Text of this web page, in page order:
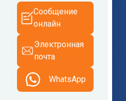
Сообщение
онлайн
Электронная
почта
WhatsApp